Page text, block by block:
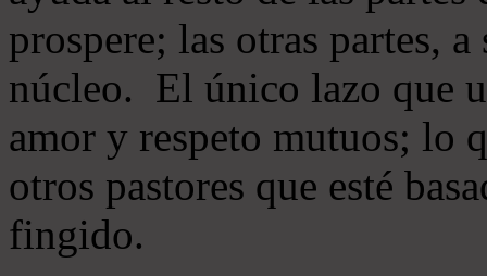
prospere; las otras partes,
núcleo. El único lazo que
amor y respeto mutuos; lo
otros pastores que esté
fingido.